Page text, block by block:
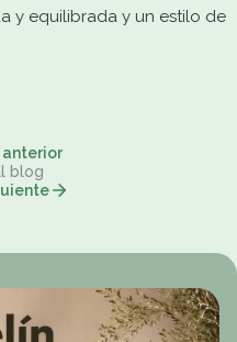
y equilibrada y un estilo de
blog